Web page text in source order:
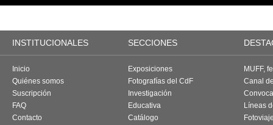
INSTITUCIONALES SECCIONES
Inicio
Quiénes somos
Suscripción
FAQ
Contacto
Exposiciones
Fotografías del CdF
Investigación
Educativa
Catálogo
MUFF,
Canal
Líneas